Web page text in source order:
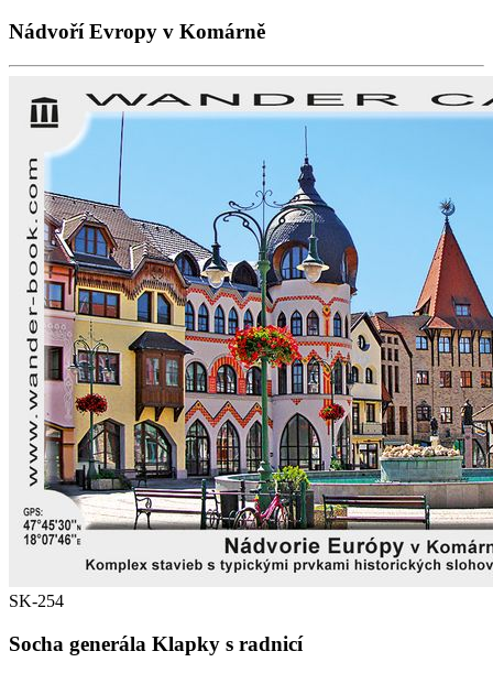
Nádvoří Evropy v Komárně
SK-254
Socha generála Klapky s radnicí